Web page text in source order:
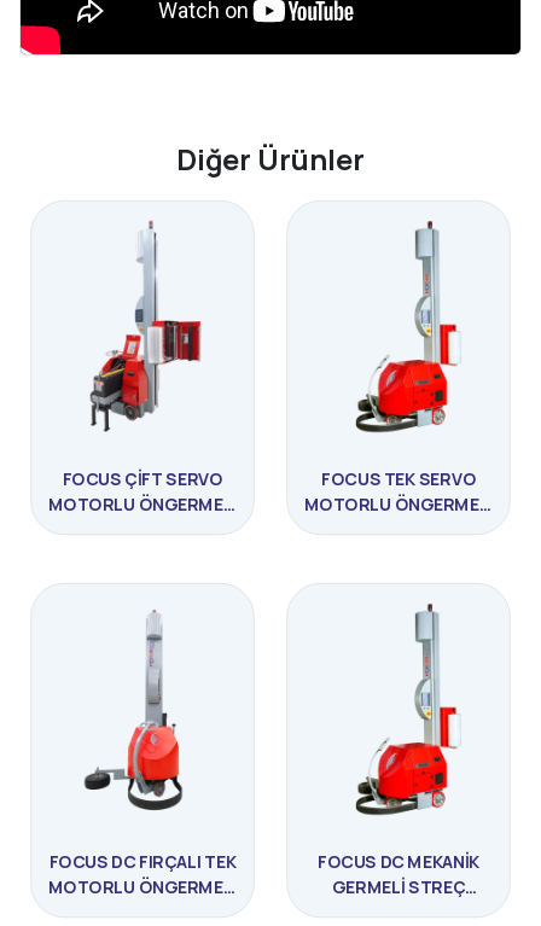
Diğer Ürünler
FOCUS ÇIFT SERVO
MOTORLU ÖNGERMELI
FOCUS TEK SERVO
MOTORLU ÖNGERMELI
FOCUS DC FIRÇALI TEK
MOTORLU ÖNGERMELI
STREÇ ROBOTU
FOCUS DC MEKANIK
GERMELI STREÇ
SARMA MAKINESI